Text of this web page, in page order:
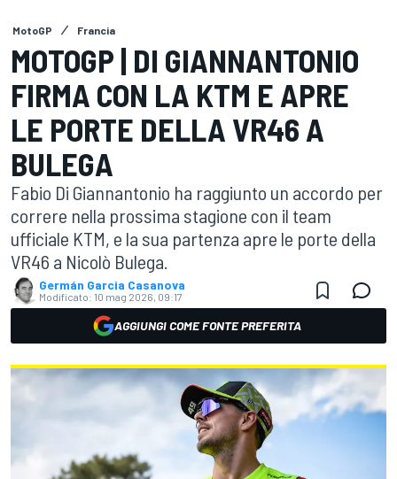
MotoGP Francia
MOTOGP | DI GIANNANTONIO
FIRMA CON LA KTM E APRE
LE PORTE DELLA VR46 A
BULEGA
Fabio Di Giannantonio ha raggiunto un accordo per
correre nella prossima stagione con il team
ufficiale KTM, e la sua partenza apre le porte della
VR46 a Nicolò Bulega.
Germán Garcia Casanova
Modificato: 10 mag 2026, 09:17
AGGIUNGI COME FONTE PREFERITA